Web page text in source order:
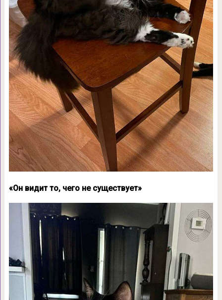
«Он видит то, чего не существует»